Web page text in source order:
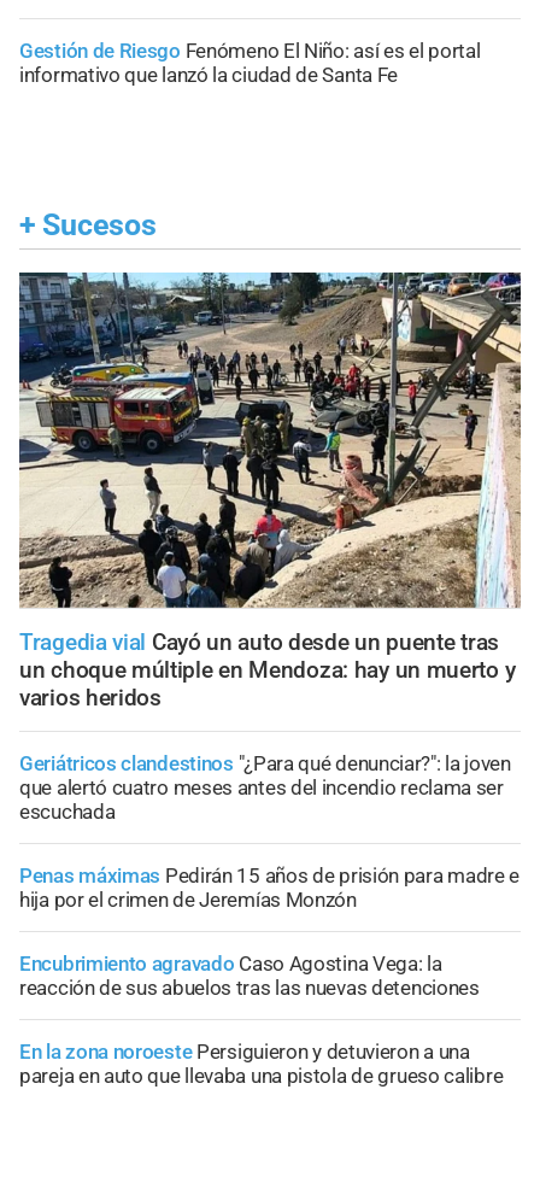
Gestión de Riesgo Fenómeno El Niño: así es el portal
informativo que lanzó la ciudad de Santa Fe
+ Sucesos
Tragedia vial Cayó un auto desde un puente tras
un choque múltiple en Mendoza: hay un muerto y
varios heridos
Geriátricos clandestinos "¿Para qué denunciar?": la joven
que alertó cuatro meses antes del incendio reclama ser
escuchada
Penas máximas Pedirán 15 años de prisión para madre e
hija por el crimen de Jeremías Monzón
Encubrimiento agravado Caso Agostina Vega: la
reacción de sus abuelos tras las nuevas detenciones
En la zona noroeste Persiguieron y detuvieron a una
pareja en auto que llevaba una pistola de grueso calibre